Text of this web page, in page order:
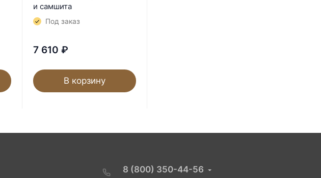
и самшита
Под заказ
7 610 ₽
В корзину
8 (800) 350-44-56